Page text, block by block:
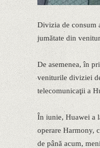
Divizia de consum
jumătate din
De asemenea, în
veniturile diviziei
telecomunicaţii a
În iunie, Huawei a
operare Harmony,
de până acum,